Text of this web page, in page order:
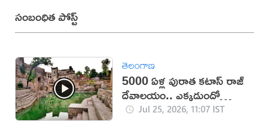
సంబంధిత పోస్ట్
తెలంగాణ
5000 ఏళ్ల పురాత కటాస్ రాజ్
దేవాలయం.. ఎక్కడుందో
తెలుసా?
Jul 25, 2026, 11:07 IST